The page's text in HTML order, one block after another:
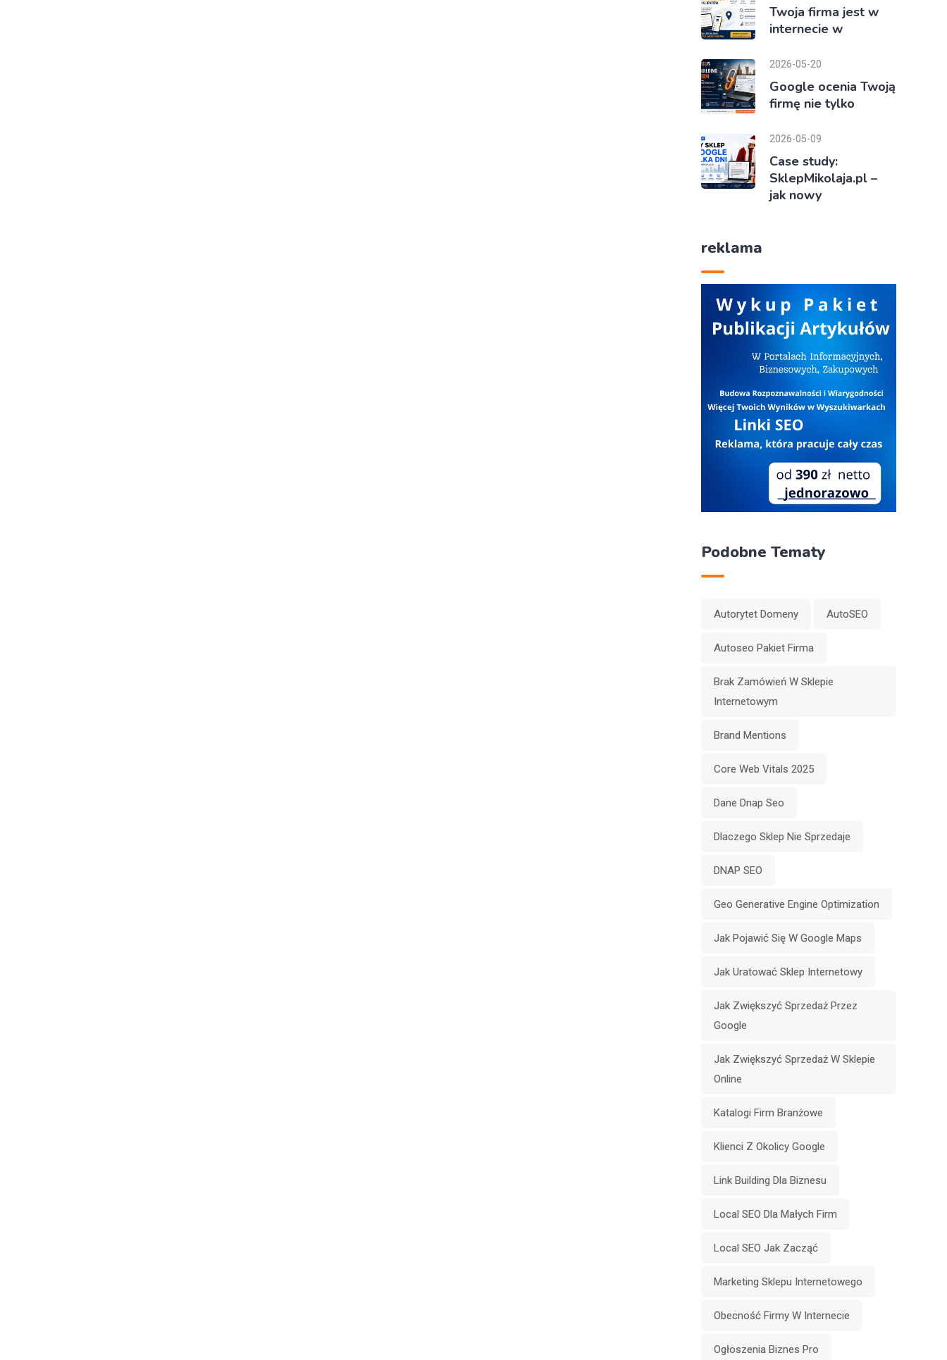
Twoja firma jest w
internecie w
2026-05-20
Google ocenia Twoją
firmę nie tylko
2026-05-09
Case study:
SklepMikolaja.pl –
jak nowy
reklama
Podobne Tematy
Autorytet Domeny AutoSEO
Autoseo Pakiet Firma
Brak Zamówień W Sklepie
Internetowym
Brand Mentions
Core Web Vitals 2025
Dane Dnap Seo
Dlaczego Sklep Nie Sprzedaje
DNAP SEO
Geo Generative Engine Optimization
Jak Pojawić Się W Google Maps
Jak Uratować Sklep Internetowy
Jak Zwiększyć Sprzedaż Przez
Google
Jak Zwiększyć Sprzedaż W Sklepie
Online
Katalogi Firm Branżowe
Klienci Z Okolicy Google
Link Building Dla Biznesu
Local SEO Dla Małych Firm
Local SEO Jak Zacząć
Marketing Sklepu Internetowego
Obecność Firmy W Internecie
Ogłoszenia Biznes Pro